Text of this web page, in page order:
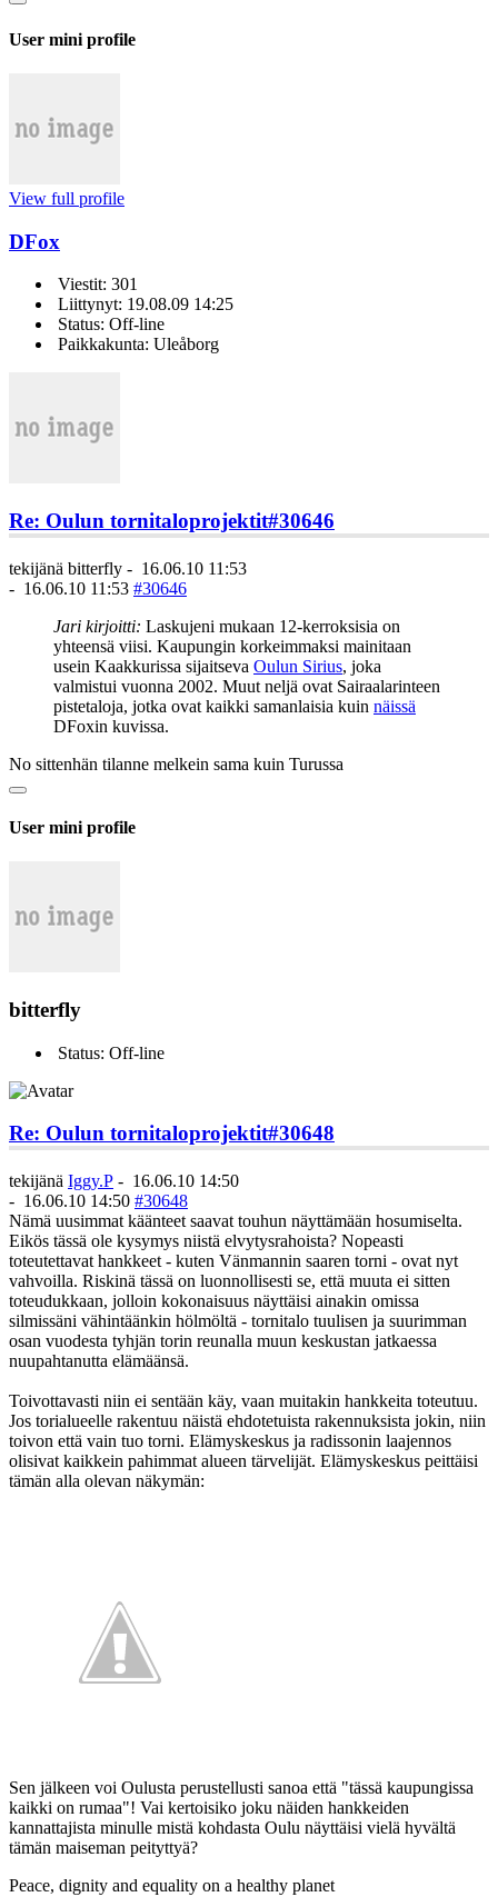
User mini profile
View full profile
DFox
Viestit: 301
Liittynyt: 19.08.09 14:25
Status: Off-line
Paikkakunta: Uleåborg
Re: Oulun tornitaloprojektit#30646
tekijänä bitterfly - 16.06.10 11:53
- 16.06.10 11:53 #30646
Jari kirjoitti: Laskujeni mukaan 12-kerroksisia on
yhteensä viisi. Kaupungin korkeimmaksi mainitaan
usein Kaakkurissa sijaitseva Oulun Sirius, joka
valmistui vuonna 2002. Muut neljä ovat Sairaalarinteen
pistetaloja, jotka ovat kaikki samanlaisia kuin näissä
DFoxin kuvissa.
No sittenhän tilanne melkein sama kuin Turussa
User mini profile
bitterfly
Status: Off-line
Re: Oulun tornitaloprojektit#30648
tekijänä Iggy.P - 16.06.10 14:50
- 16.06.10 14:50 #30648
Nämä uusimmat käänteet saavat touhun näyttämään hosumiselta.
Eikös tässä ole kysymys niistä elvytysrahoista? Nopeasti
toteutettavat hankkeet - kuten Vänmannin saaren torni - ovat nyt
vahvoilla. Riskinä tässä on luonnollisesti se, että muuta ei sitten
toteudukkaan, jolloin kokonaisuus näyttäisi ainakin omissa
silmissäni vähintäänkin hölmöltä - tornitalo tuulisen ja suurimman
osan vuodesta tyhjän torin reunalla muun keskustan jatkaessa
nuupahtanutta elämäänsä.
Toivottavasti niin ei sentään käy, vaan muitakin hankkeita toteutuu.
Jos torialueelle rakentuu näistä ehdotetuista rakennuksista jokin, niin
toivon että vain tuo torni. Elämyskeskus ja radissonin laajennos
olisivat kaikkein pahimmat alueen tärvelijät. Elämyskeskus peittäisi
tämän alla olevan näkymän:
Sen jälkeen voi Oulusta perustellusti sanoa että "tässä kaupungissa
kaikki on rumaa"! Vai kertoisiko joku näiden hankkeiden
kannattajista minulle mistä kohdasta Oulu näyttäisi vielä hyvältä
tämän maiseman peityttyä?
Peace, dignity and equality on a healthy planet